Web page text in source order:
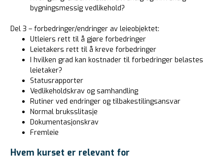
bygningsmessig vedlikehold?
Del 3 – forbedringer/endringer av leieobjektet:
Utleiers rett til å gjøre forbedringer
Leietakers rett til å kreve forbedringer
I hvilken grad kan kostnader til forbedringer belastes
leietaker?
Statusrapporter
Vedlikeholdskrav og samhandling
Rutiner ved endringer og tilbakestilingsansvar
Normal bruksslitasje
Dokumentasjonskrav
Fremleie
Hvem kurset er relevant for